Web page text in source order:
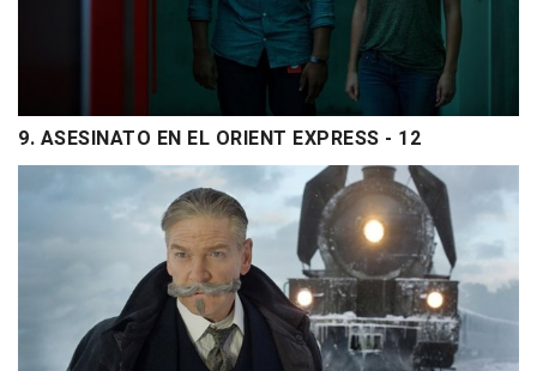
9. ASESINATO EN EL ORIENT EXPRESS - 12